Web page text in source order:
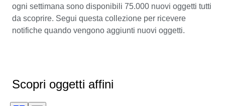
ogni settimana sono disponibili 75.000 nuovi oggetti tutti
da scoprire. Segui questa collezione per ricevere
notifiche quando vengono aggiunti nuovi oggetti.
Scopri oggetti affini